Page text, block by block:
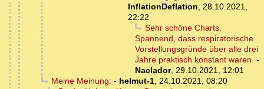
InflationDeflation
28.10.2021,
22:22
Sehr schöne Charts.
Spannend, dass respiratorische
Vorstellungsgründe über alle drei
Jahre praktisch konstant waren. -
Naclador, 29.10.2021, 12:01
Meine Meinung: - helmut-1, 24.10.2021, 08:20